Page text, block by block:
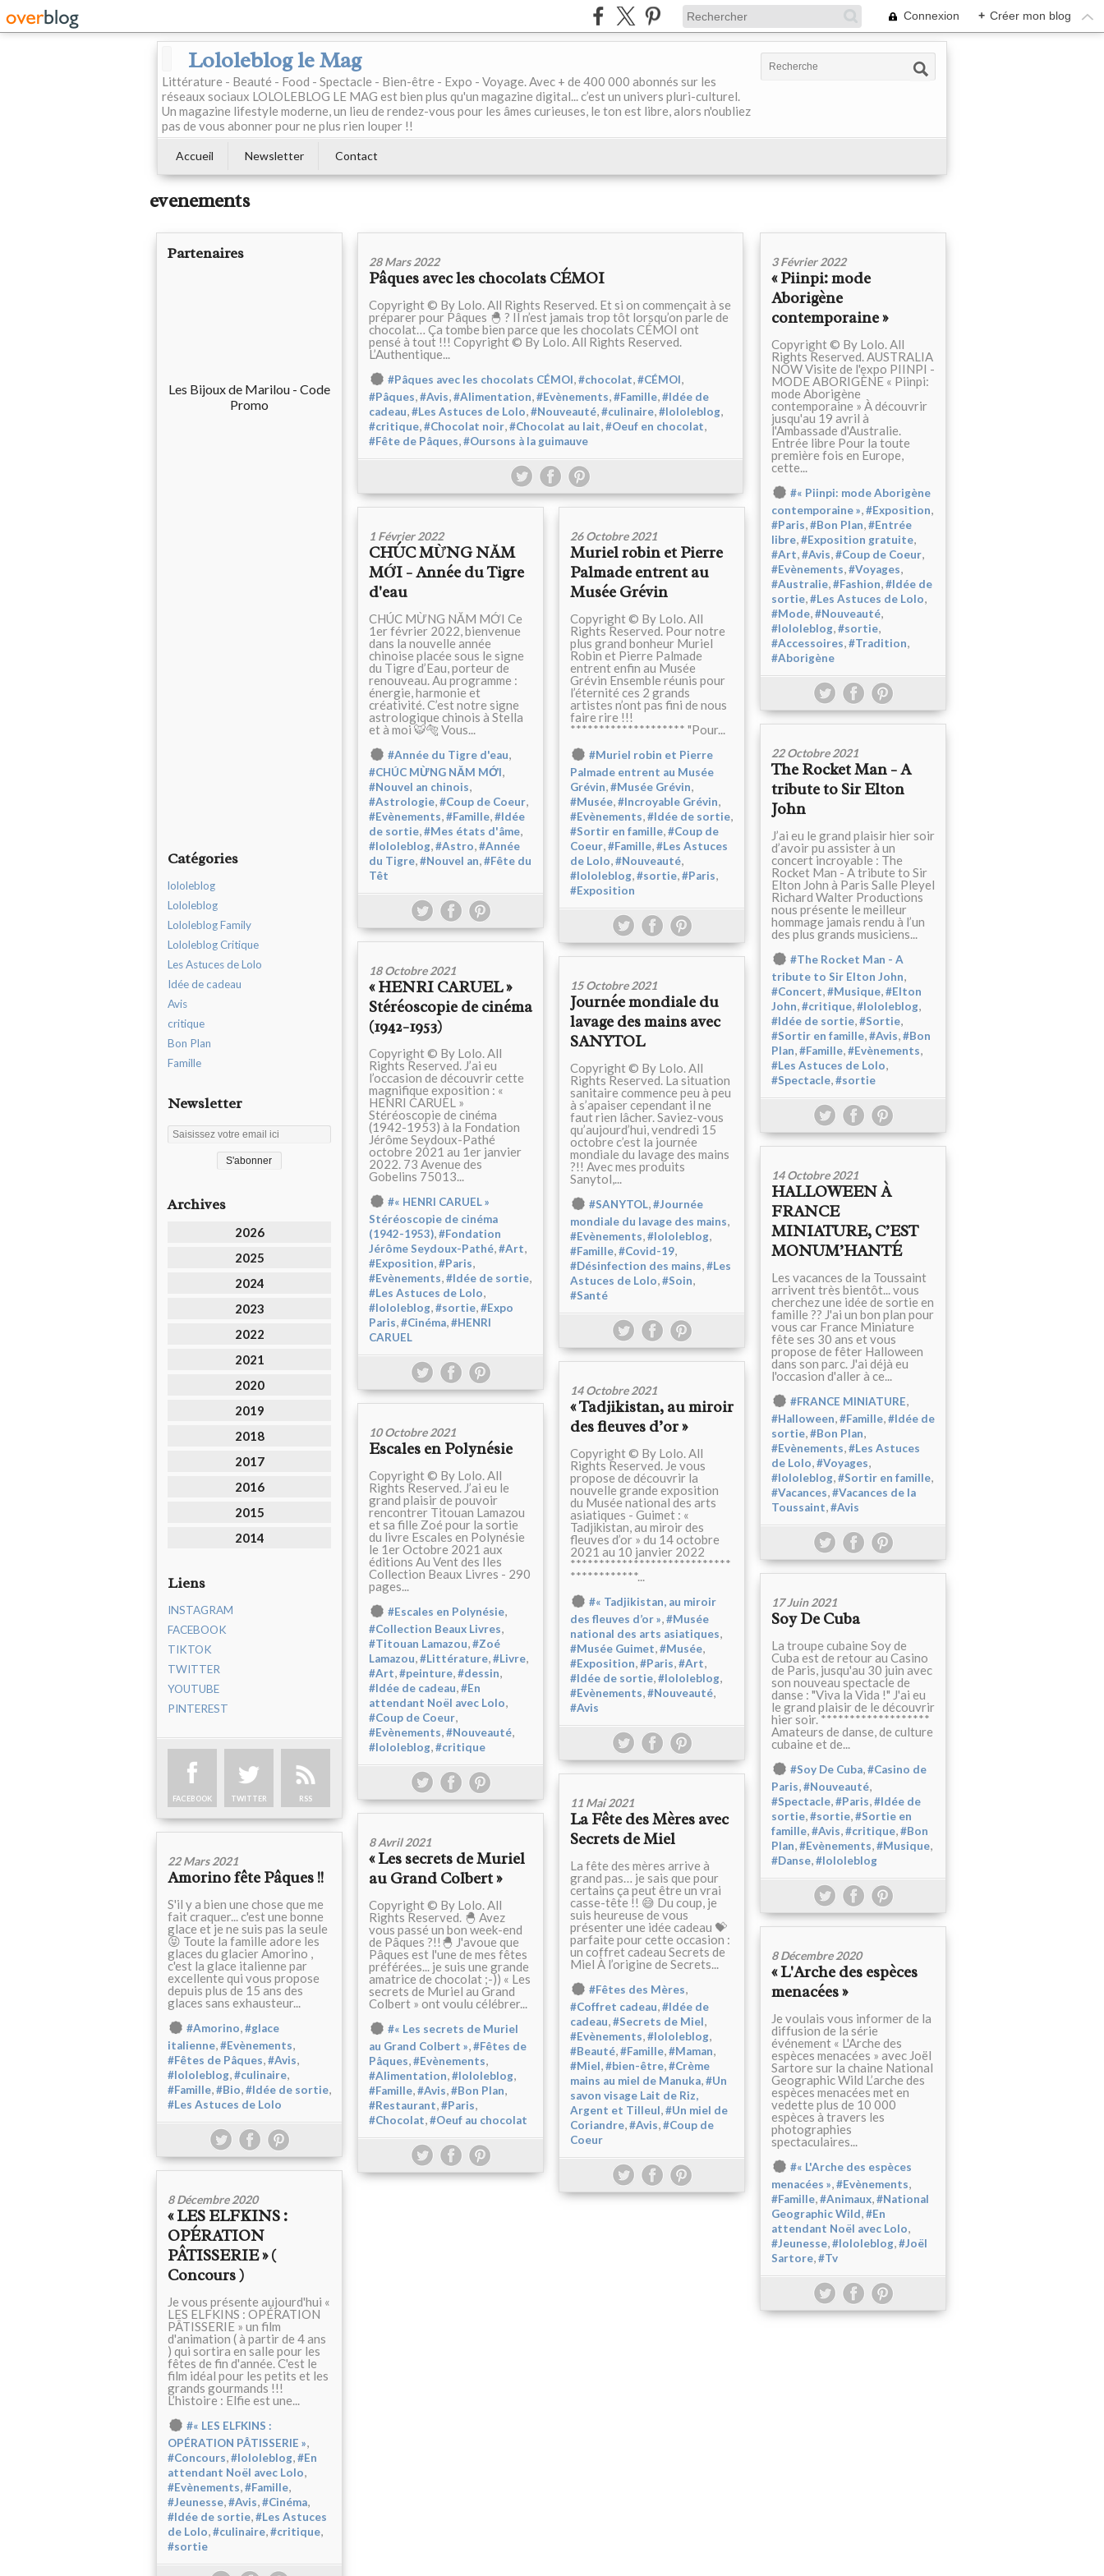
Connexion + Créer mon blog
Lololeblog le Mag
Littérature - Beauté - Food - Spectacle - Bien-être - Expo - Voyage. Avec + de 400 000 abonnés sur les
réseaux sociaux LOLOLEBLOG LE MAG est bien plus qu'un magazine digital... c’est un univers pluri-culturel.
Un magazine lifestyle moderne, un lieu de rendez-vous pour les âmes curieuses, le ton est libre, alors n'oubliez
pas de vous abonner pour ne plus rien louper !!
Accueil Newsletter Contact
evenements
Partenaires
Les Bijoux de Marilou - Code
Promo
Catégories
lololeblog
Lololeblog
Lololeblog Family
Lololeblog Critique
Les Astuces de Lolo
Idée de cadeau
Avis
critique
Bon Plan
Famille
Newsletter
Archives
2026
2025
2024
2023
2022
2021
2020
2019
2018
2017
2016
2015
2014
Liens
INSTAGRAM
FACEBOOK
TIKTOK
TWITTER
YOUTUBE
PINTEREST
FACEBOOK TWITTER RSS
28 Mars 2022
Pâques avec les chocolats CÉMOI
Copyright © By Lolo. All Rights Reserved. Et si on commençait à se
préparer pour Pâques 🐣 ? Il n’est jamais trop tôt lorsqu’on parle de
chocolat… Ça tombe bien parce que les chocolats CÉMOI ont
pensé à tout !!! Copyright © By Lolo. All Rights Reserved.
L’Authentique...
#Pâques avec les chocolats CÉMOI,#chocolat,#CÉMOI,
#Pâques,#Avis,#Alimentation,#Evènements,#Famille,#Idée de
cadeau,#Les Astuces de Lolo,#Nouveauté,#culinaire,#lololeblog,
#critique,#Chocolat noir,#Chocolat au lait,#Oeuf en chocolat,
#Fête de Pâques,#Oursons à la guimauve
3 Février 2022
« Piinpi: mode
Aborigène
contemporaine »
Copyright © By Lolo. All
Rights Reserved. AUSTRALIA
NOW Visite de l'expo PIINPI -
MODE ABORIGÈNE « Piinpi:
mode Aborigène
contemporaine » À découvrir
jusqu'au 19 avril à
l'Ambassade d'Australie.
Entrée libre Pour la toute
première fois en Europe,
cette...
#« Piinpi: mode Aborigène
contemporaine »,#Exposition,
#Paris,#Bon Plan,#Entrée
libre,#Exposition gratuite,
#Art,#Avis,#Coup de Coeur,
#Evènements,#Voyages,
#Australie,#Fashion,#Idée de
sortie,#Les Astuces de Lolo,
#Mode,#Nouveauté,
#lololeblog,#sortie,
#Accessoires,#Tradition,
#Aborigène
1 Février 2022
CHÚC MỪNG NĂM
MỚI - Année du Tigre
d'eau
CHÚC MỪNG NĂM MỚI Ce
1er février 2022, bienvenue
dans la nouvelle année
chinoise placée sous le signe
du Tigre d’Eau, porteur de
renouveau. Au programme :
énergie, harmonie et
créativité. C’est notre signe
astrologique chinois à Stella
et à moi 🐯🐅 Vous...
#Année du Tigre d'eau,
#CHÚC MỪNG NĂM MỚI,
#Nouvel an chinois,
#Astrologie,#Coup de Coeur,
#Evènements,#Famille,#Idée
de sortie,#Mes états d'âme,
#lololeblog,#Astro,#Année
du Tigre,#Nouvel an,#Fête du
Têt
26 Octobre 2021
Muriel robin et Pierre
Palmade entrent au
Musée Grévin
Copyright © By Lolo. All
Rights Reserved. Pour notre
plus grand bonheur Muriel
Robin et Pierre Palmade
entrent enfin au Musée
Grévin Ensemble réunis pour
l’éternité ces 2 grands
artistes n’ont pas fini de nous
faire rire !!!
******************** "Pour...
#Muriel robin et Pierre
Palmade entrent au Musée
Grévin,#Musée Grévin,
#Musée,#Incroyable Grévin,
#Evènements,#Idée de sortie,
#Sortir en famille,#Coup de
Coeur,#Famille,#Les Astuces
de Lolo,#Nouveauté,
#lololeblog,#sortie,#Paris,
#Exposition
22 Octobre 2021
The Rocket Man - A
tribute to Sir Elton
John
J’ai eu le grand plaisir hier soir
d’avoir pu assister à un
concert incroyable : The
Rocket Man - A tribute to Sir
Elton John à Paris Salle Pleyel
Richard Walter Productions
nous présente le meilleur
hommage jamais rendu à l’un
des plus grands musiciens...
#The Rocket Man - A
tribute to Sir Elton John,
#Concert,#Musique,#Elton
John,#critique,#lololeblog,
#Idée de sortie,#Sortie,
#Sortir en famille,#Avis,#Bon
Plan,#Famille,#Evènements,
#Les Astuces de Lolo,
#Spectacle,#sortie
18 Octobre 2021
« HENRI CARUEL »
Stéréoscopie de cinéma
(1942-1953)
Copyright © By Lolo. All
Rights Reserved. J’ai eu
l’occasion de découvrir cette
magnifique exposition : «
HENRI CARUEL »
Stéréoscopie de cinéma
(1942-1953) à la Fondation
Jérôme Seydoux-Pathé
octobre 2021 au 1er janvier
2022. 73 Avenue des
Gobelins 75013...
#« HENRI CARUEL »
Stéréoscopie de cinéma
(1942-1953),#Fondation
Jérôme Seydoux-Pathé,#Art,
#Exposition,#Paris,
#Evènements,#Idée de sortie,
#Les Astuces de Lolo,
#lololeblog,#sortie,#Expo
Paris,#Cinéma,#HENRI
CARUEL
15 Octobre 2021
Journée mondiale du
lavage des mains avec
SANYTOL
Copyright © By Lolo. All
Rights Reserved. La situation
sanitaire commence peu à peu
à s’apaiser cependant il ne
faut rien lâcher. Saviez-vous
qu’aujourd’hui, vendredi 15
octobre c’est la journée
mondiale du lavage des mains
?!! Avec mes produits
Sanytol,...
#SANYTOL,#Journée
mondiale du lavage des mains,
#Evènements,#lololeblog,
#Famille,#Covid-19,
#Désinfection des mains,#Les
Astuces de Lolo,#Soin,
#Santé
14 Octobre 2021
HALLOWEEN À
FRANCE
MINIATURE, C’EST
MONUM’HANTÉ
Les vacances de la Toussaint
arrivent très bientôt... vous
cherchez une idée de sortie en
famille ?? J'ai un bon plan pour
vous car France Miniature
fête ses 30 ans et vous
propose de fêter Halloween
dans son parc. J'ai déjà eu
l'occasion d'aller à ce...
#FRANCE MINIATURE,
#Halloween,#Famille,#Idée de
sortie,#Bon Plan,
#Evènements,#Les Astuces
de Lolo,#Voyages,
#lololeblog,#Sortir en famille,
#Vacances,#Vacances de la
Toussaint,#Avis
14 Octobre 2021
« Tadjikistan, au miroir
des fleuves d’or »
Copyright © By Lolo. All
Rights Reserved. Je vous
propose de découvrir la
nouvelle grande exposition
du Musée national des arts
asiatiques - Guimet : «
Tadjikistan, au miroir des
fleuves d’or » du 14 octobre
2021 au 10 janvier 2022
****************************
************...
#« Tadjikistan, au miroir
des fleuves d’or »,#Musée
national des arts asiatiques,
#Musée Guimet,#Musée,
#Exposition,#Paris,#Art,
#Idée de sortie,#lololeblog,
#Evènements,#Nouveauté,
#Avis
10 Octobre 2021
Escales en Polynésie
Copyright © By Lolo. All
Rights Reserved. J’ai eu le
grand plaisir de pouvoir
rencontrer Titouan Lamazou
et sa fille Zoé pour la sortie
du livre Escales en Polynésie
le 1er Octobre 2021 aux
éditions Au Vent des Iles
Collection Beaux Livres - 290
pages...
#Escales en Polynésie,
#Collection Beaux Livres,
#Titouan Lamazou,#Zoé
Lamazou,#Littérature,#Livre,
#Art,#peinture,#dessin,
#Idée de cadeau,#En
attendant Noël avec Lolo,
#Coup de Coeur,
#Evènements,#Nouveauté,
#lololeblog,#critique
17 Juin 2021
Soy De Cuba
La troupe cubaine Soy de
Cuba est de retour au Casino
de Paris, jusqu'au 30 juin avec
son nouveau spectacle de
danse : "Viva la Vida !" J'ai eu
le grand plaisir de le découvrir
hier soir. *******************
Amateurs de danse, de culture
cubaine et de...
#Soy De Cuba,#Casino de
Paris,#Nouveauté,
#Spectacle,#Paris,#Idée de
sortie,#sortie,#Sortie en
famille,#Avis,#critique,#Bon
Plan,#Evènements,#Musique,
#Danse,#lololeblog
11 Mai 2021
La Fête des Mères avec
Secrets de Miel
La fête des mères arrive à
grand pas… je sais que pour
certains ça peut être un vrai
casse-tête !! 😅 Du coup, je
suis heureuse de vous
présenter une idée cadeau 💝
parfaite pour cette occasion :
un coffret cadeau Secrets de
Miel À l’origine de Secrets...
#Fêtes des Mères,
#Coffret cadeau,#Idée de
cadeau,#Secrets de Miel,
#Evènements,#lololeblog,
#Beauté,#Famille,#Maman,
#Miel,#bien-être,#Crème
mains au miel de Manuka,#Un
savon visage Lait de Riz,
Argent et Tilleul,#Un miel de
Coriandre,#Avis,#Coup de
Coeur
8 Avril 2021
« Les secrets de Muriel
au Grand Colbert »
Copyright © By Lolo. All
Rights Reserved. 🐣 Avez
vous passé un bon week-end
de Pâques ?!!🐣 J'avoue que
Pâques est l'une de mes fêtes
préférées... je suis une grande
amatrice de chocolat ;-)) « Les
secrets de Muriel au Grand
Colbert » ont voulu célébrer...
#« Les secrets de Muriel
au Grand Colbert »,#Fêtes de
Pâques,#Evènements,
#Alimentation,#lololeblog,
#Famille,#Avis,#Bon Plan,
#Restaurant,#Paris,
#Chocolat,#Oeuf au chocolat
22 Mars 2021
Amorino fête Pâques !!
S'il y a bien une chose que me
fait craquer... c'est une bonne
glace et je ne suis pas la seule
😝 Toute la famille adore les
glaces du glacier Amorino ,
c'est la glace italienne par
excellente qui vous propose
depuis plus de 15 ans des
glaces sans exhausteur...
#Amorino,#glace
italienne,#Evènements,
#Fêtes de Pâques,#Avis,
#lololeblog,#culinaire,
#Famille,#Bio,#Idée de sortie,
#Les Astuces de Lolo
8 Décembre 2020
« L'Arche des espèces
menacées »
Je voulais vous informer de la
diffusion de la série
événement « L'Arche des
espèces menacées » avec Joël
Sartore sur la chaine National
Geographic Wild L’arche des
espèces menacées met en
vedette plus de 10 000
espèces à travers les
photographies
spectaculaires...
#« L'Arche des espèces
menacées »,#Evènements,
#Famille,#Animaux,#National
Geographic Wild,#En
attendant Noël avec Lolo,
#Jeunesse,#lololeblog,#Joël
Sartore,#Tv
8 Décembre 2020
« LES ELFKINS :
OPÉRATION
PÂTISSERIE » (
Concours )
Je vous présente aujourd'hui «
LES ELFKINS : OPÉRATION
PÂTISSERIE » un film
d'animation ( à partir de 4 ans
) qui sortira en salle pour les
fêtes de fin d'année. C'est le
film idéal pour les petits et les
grands gourmands !!!
L’histoire : Elfie est une...
#« LES ELFKINS :
OPÉRATION PÂTISSERIE »,
#Concours,#lololeblog,#En
attendant Noël avec Lolo,
#Evènements,#Famille,
#Jeunesse,#Avis,#Cinéma,
#Idée de sortie,#Les Astuces
de Lolo,#culinaire,#critique,
#sortie